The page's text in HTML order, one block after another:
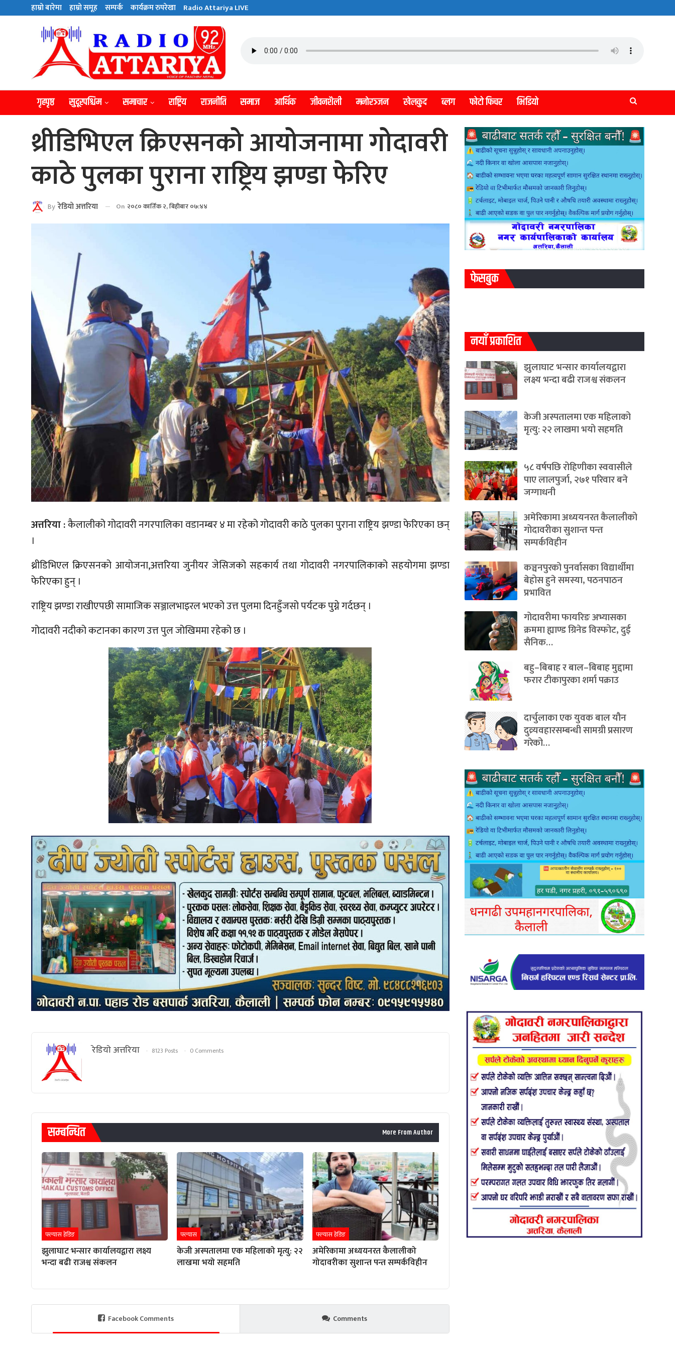
हाम्राे बारेमा हाम्राे समूह सम्पर्क कार्यक्रम रुपरेखा Radio Attariya LIVE
गृहपृष्ठ सुदूरपश्चिम समाचार राष्ट्रिय राजनीति समाज आर्थिक जीवनशैली मनाेरञ्जन खेलकुद ब्लग फोटो फिचर भिडियो
थ्रीडिभिएल क्रिएसनको आयोजनामा गोदावरी
काठे पुलका पुराना राष्ट्रिय झण्डा फेरिए
By रेडियाे अत्तरिया On २०८० कार्तिक २, बिहीबार ०७:४४
अत्तरिया :कैलालीको गोदावरी नगरपालिका वडानम्बर ४ मा रहेको गोदावरी काठे पुलका पुराना राष्ट्रिय झण्डा फेरिएका छन्
।
थ्रीडिभिएल क्रिएसनको आयोजना,अत्तरिया जुनीयर जेसिजको सहकार्य तथा गोदावरी नगरपालिकाको सहयोगमा झण्डा
फेरिएका हुन् ।
राष्ट्रिय झण्डा राखीएपछी सामाजिक सञ्जालभाइरल भएको उत्त पुलमा दिनहुँजसो पर्यटक पुग्ने गर्दछन् ।
गोदावरी नदीको कटानका कारण उत्त पुल जोखिममा रहेको छ ।
रेडियाे अत्तरिया 8123 Posts 0 Comments
सम्बन्धित More From Author
फ्ल्यास हेडिङ
झुलाघाट भन्सार कार्यालयद्वारा लक्ष्य
भन्दा बढी राजश्व संकलन
फ्ल्यास
केजी अस्पतालमा एक महिलाको मृत्यु: २२
लाखमा भयो सहमति
फ्ल्यास हेडिङ
अमेरिकामा अध्ययनरत कैलालीको
गोदावरीका सुशान्त पन्त सम्पर्कविहीन
Facebook Comments Comments
फेसबुक
नयाँ प्रकाशित
झुलाघाट भन्सार कार्यालयद्वारा
लक्ष्य भन्दा बढी राजश्व संकलन
केजी अस्पतालमा एक महिलाको
मृत्यु: २२ लाखमा भयो सहमति
५८ वर्षपछि रोहिणीका स्ववासीले
पाए लालपुर्जा, २७१ परिवार बने
जग्गाधनी
अमेरिकामा अध्ययनरत कैलालीको
गोदावरीका सुशान्त पन्त
सम्पर्कविहीन
कञ्चनपुरको पुनर्वासका विद्यार्थीमा
बेहोस हुने समस्या, पठनपाठन
प्रभावित
गोदावरीमा फायरिङ अभ्यासका
क्रममा ह्याण्ड ग्रिनेड विस्फोट, दुई
सैनिक…
बहु–बिबाह र बाल–बिबाह मुद्दामा
फरार टीकापुरका शर्मा पक्राउ
दार्चुलाका एक युवक बाल यौन
दुव्र्यवहारसम्बन्धी सामग्री प्रसारण
गरेको…